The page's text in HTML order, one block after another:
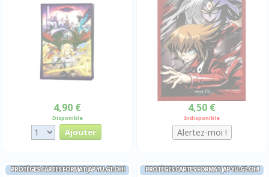
4,90 €
Disponible
4,50 €
Indisponible
PROTÈGES CARTES FORMAT JAP YU-GI-OH! PROTÈGES CARTES FORMAT JAP YU-GI-OH!